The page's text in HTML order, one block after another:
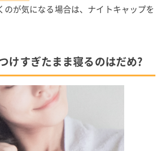
が気になる場合は、ナイトキャップを
けすぎたまま寝るのはだめ?